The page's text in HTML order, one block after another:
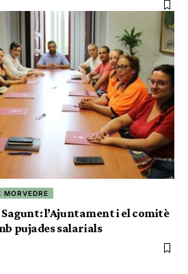
MORVEDRE
Sagunt: l’Ajuntament i el comitè
pujades salarials